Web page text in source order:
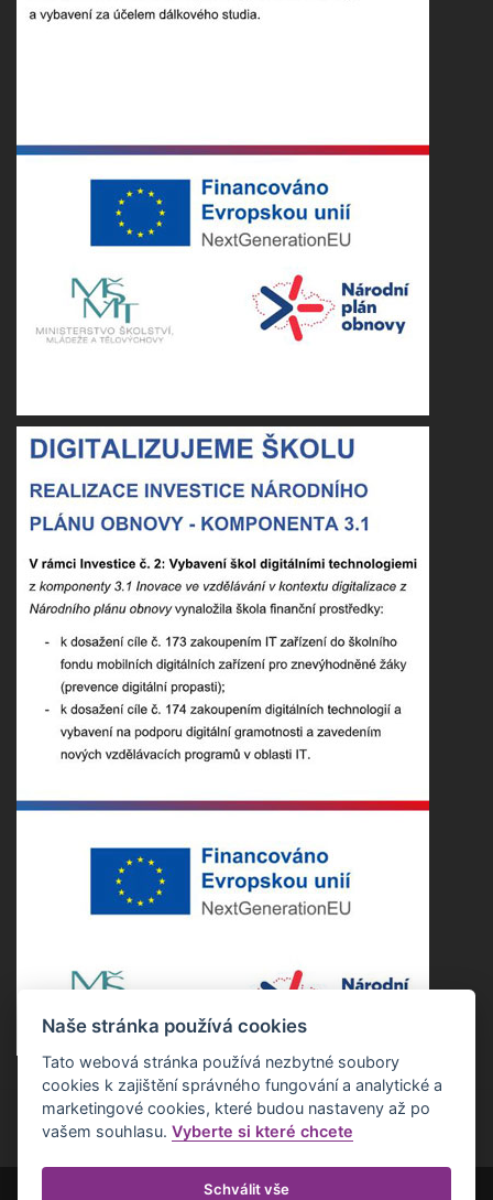
Naše stránka používá cookies
Tato webová stránka používá nezbytné soubory
cookies k zajištění správného fungování a analytické a
marketingové cookies, které budou nastaveny až po
vašem souhlasu.Vyberte si které chcete
Schválit vše